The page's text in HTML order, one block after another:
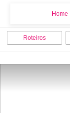
Home
Roteiros